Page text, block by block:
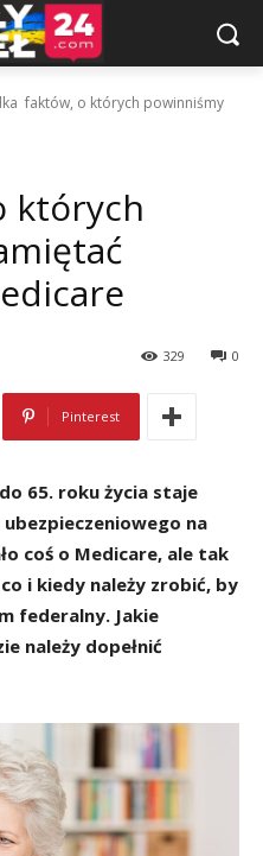
faktów, o których powinniśmy
których
0
329
Pinterest
65. roku życia staje
na
coś o Medicare, ale tak
i kiedy należy zrobić, by
federalny. Jakie
należy dopełnić